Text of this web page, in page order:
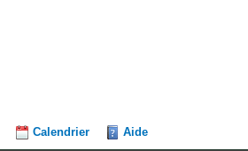
Calendrier Aide